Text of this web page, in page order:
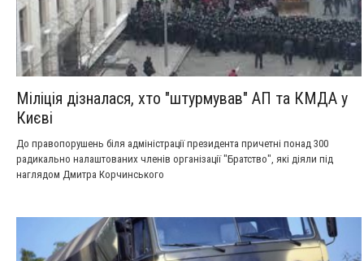
Міліція дізналася, хто "штурмував" АП та КМДА у
Києві
До правопорушень біля адміністрації президента причетні понад 300
радикально налаштованих членів організації "Братство", які діяли під
наглядом Дмитра Корчинського